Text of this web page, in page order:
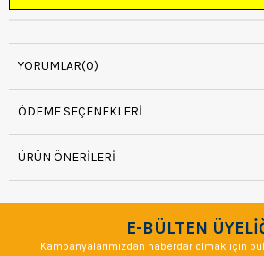
YORUMLAR(0)
ÖDEME SEÇENEKLERI
ÜRÜN ÖNERILERI
E-BÜLTEN
Kampanyalarımızdan haberdar olmak için